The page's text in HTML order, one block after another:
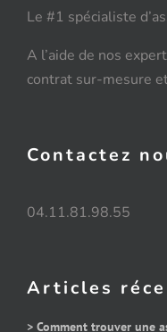
Le #1 spécialiste
A l’aide de nos
contrat sur-mesure
Articles
> Comment trouver une
Contactez
04.11.81.98.55